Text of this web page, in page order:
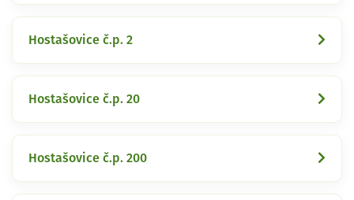
Hostašovice č.p. 2
Hostašovice č.p. 20
Hostašovice č.p. 200